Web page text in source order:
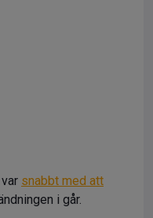
var snabbt med att
i går.